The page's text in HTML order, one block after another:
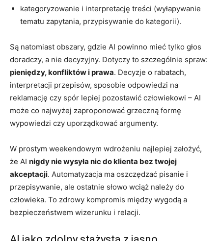
kategoryzowanie i interpretację treści (wyłapywanie
tematu zapytania, przypisywanie do kategorii).
Są natomiast obszary, gdzie AI powinno mieć tylko głos
doradczy, a nie decyzyjny. Dotyczy to szczególnie spraw:
pieniędzy, konfliktów i prawa. Decyzje o rabatach,
interpretacji przepisów, sposobie odpowiedzi na
reklamację czy spór lepiej pozostawić człowiekowi – AI
może co najwyżej zaproponować grzeczną formę
wypowiedzi czy uporządkować argumenty.
W prostym weekendowym wdrożeniu najlepiej założyć,
że AI nigdy nie wysyła nic do klienta bez twojej
akceptacji. Automatyzacja ma oszczędzać pisanie i
przepisywanie, ale ostatnie słowo wciąż należy do
człowieka. To zdrowy kompromis między wygodą a
bezpieczeństwem wizerunku i relacji.